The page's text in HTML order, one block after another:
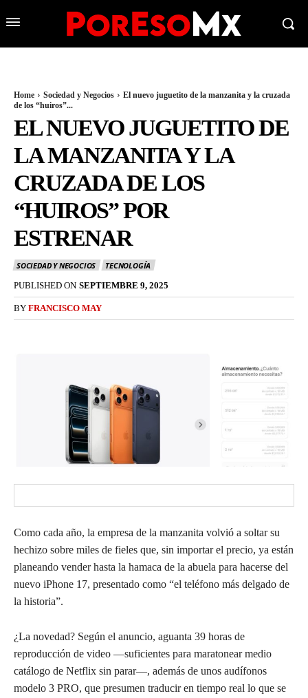
Home Sociedad y Negocios
El nuevo juguetito de la manzanita y la cruzada
de los “huiros”...
EL NUEVO JUGUETITO DE
LA MANZANITA Y LA
CRUZADA DE LOS
“HUIROS” POR
ESTRENAR
SOCIEDAD Y NEGOCIOS
TECNOLOGÍA
PUBLISHED ON SEPTIEMBRE 9, 2025
BY FRANCISCO MAY
Como cada año, la empresa de la manzanita volvió a soltar su
hechizo sobre miles de fieles que, sin importar el precio, ya están
planeando vender hasta la hamaca de la abuela para hacerse del
nuevo iPhone 17, presentado como “el teléfono más delgado de
la historia”.
¿La novedad? Según el anuncio, aguanta 39 horas de
reproducción de video —suficientes para maratonear medio
catálogo de Netflix sin parar—, además de unos audífonos
modelo 3 PRO, que presumen traducir en tiempo real lo que se